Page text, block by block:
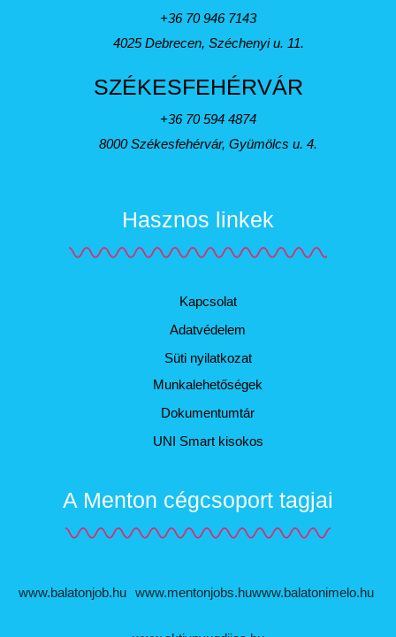
+36 70 946 7143
4025 Debrecen, Széchenyi u. 11.
SZÉKESFEHÉRVÁR
+36 70 594 4874
8000 Székesfehérvár, Gyümölcs u. 4.
A Menton cégcsoport tagjai
www.balatonjob.hu www.mentonjobs.huwww.balatonimelo.hu
Hasznos linkek
Kapcsolat
Adatvédelem
Süti nyilatkozat
Munkalehetőségek
Dokumentumtár
UNI Smart kisokos